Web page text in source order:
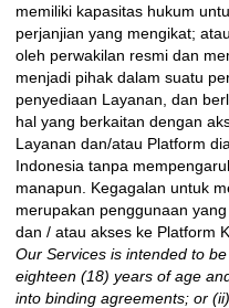
memiliki kapasitas hukum
perjanjian yang mengikat;
oleh perwakilan resmi dan
menjadi pihak dalam suatu
penyediaan Layanan, dan
hal yang berkaitan dengan
Layanan dan/atau Platform
Indonesia tanpa
manapun. Kegagalan untuk
merupakan penggunaan
dan / atau akses ke Platform
Our Services is intended to
eighteen (18) years of age
into binding agreements; or